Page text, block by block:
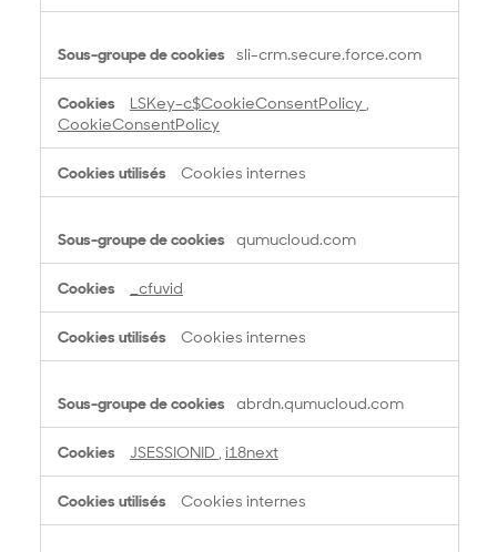
e
sli-crm.secure.force.com
LSKey-c$CookieConsentPolicy ,
CookieConsentPolicy
Cookies internes
qumucloud.com
_cfuvid
Cookies internes
abrdn.qumucloud.com
JSESSIONID , i18next
Cookies internes